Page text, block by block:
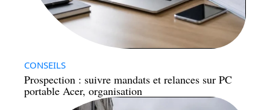
CONSEILS
Prospection : suivre mandats et relances sur PC
portable Acer, organisation